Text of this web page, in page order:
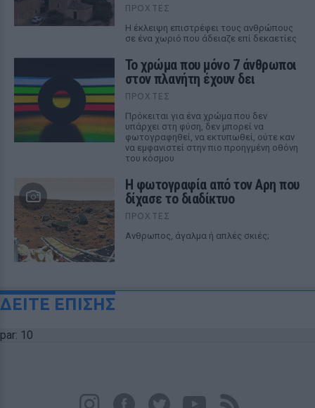
ΠΡΟΧΤΈΣ
Η έκλειψη επιστρέφει τους ανθρώπους
σε ένα χωριό που άδειαζε επί δεκαετίες
Το χρώμα που μόνο 7 άνθρωποι
στον πλανήτη έχουν δει
ΠΡΟΧΤΈΣ
Πρόκειται για ένα χρώμα που δεν
υπάρχει στη φύση, δεν μπορεί να
φωτογραφηθεί, να εκτυπωθεί, ούτε καν
να εμφανιστεί στην πιο προηγμένη οθόνη
του κόσμου
Η φωτογραφία από τον Αρη που
δίχασε το διαδίκτυο
ΠΡΟΧΤΈΣ
Ανθρωπος, άγαλμα ή απλές σκιές;
ΔΕΙΤΕ ΕΠΙΣΗΣ
par: 10